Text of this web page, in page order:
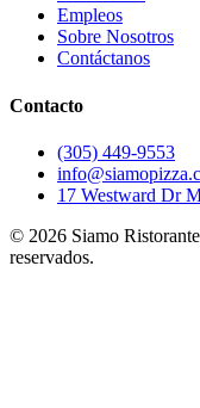
Empleos
Sobre Nosotros
Contáctanos
Contacto
(305) 449-9553
17 Westward Dr
© 2026 Siamo
reservados.